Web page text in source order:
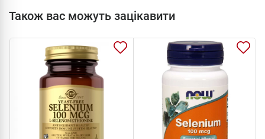
Також вас можуть зацікавити